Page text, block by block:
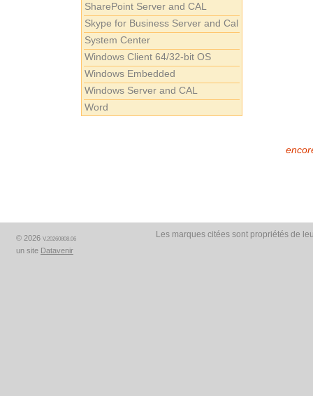
SharePoint Server and CAL
Skype for Business Server and Cal
System Center
Windows Client 64/32-bit OS
Windows Embedded
Windows Server and CAL
Word
© 2026 V.20260808.06
un site Datavenir
Les marques citées sont propriétés de